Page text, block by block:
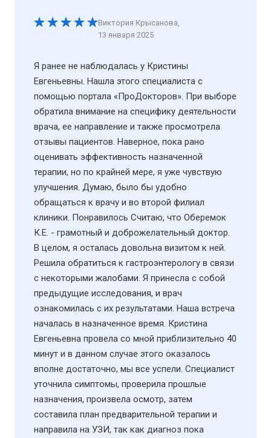
Виктория Крысанова
13 января 2025
Я ранее не наблюдалась у Кристины
Евгеньевны. Нашла этого специалиста с
помощью портала «ПроДокторов». При выборе
обратила внимание на специфику деятельности
врача, ее направление и также просмотрела
отзывы пациентов. Наверное, пока рано
оценивать эффективность назначенной
терапии, но по крайней мере, я уже чувствую
улучшения. Думаю, было бы удобно
обращаться к врачу и во второй филиал
клиники. Понравилось Считаю, что Оберемок
К.Е. - грамотный и доброжелательный доктор.
В целом, я осталась довольна визитом к ней.
Решила обратиться к гастроэнтерологу в связи
с некоторыми жалобами. Я принесла с собой
предыдущие исследования, и врач
ознакомилась с их результатами. Наша встреча
началась в назначенное время. Кристина
Евгеньевна провела со мной приблизительно 40
минут и в данном случае этого оказалось
вполне достаточно, мы все успели. Специалист
уточнила симптомы, проверила прошлые
назначения, произвела осмотр, затем
составила план предварительной терапии и
направила на УЗИ​, так как диагноз пока